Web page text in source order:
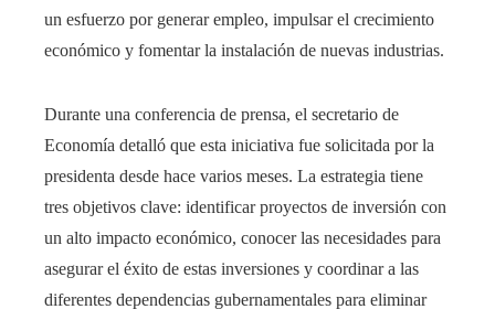
un esfuerzo por generar empleo, impulsar el crecimiento
económico y fomentar la instalación de nuevas industrias.
Durante una conferencia de prensa, el secretario de
Economía detalló que esta iniciativa fue solicitada por la
presidenta desde hace varios meses. La estrategia tiene
tres objetivos clave: identificar proyectos de inversión con
un alto impacto económico, conocer las necesidades para
asegurar el éxito de estas inversiones y coordinar a las
diferentes dependencias gubernamentales para eliminar